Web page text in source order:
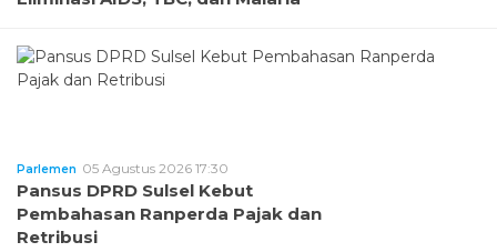
Parlemen 05 Agustus 2026 17:30
Pansus DPRD Sulsel Kebut
Pembahasan Ranperda Pajak dan
Retribusi